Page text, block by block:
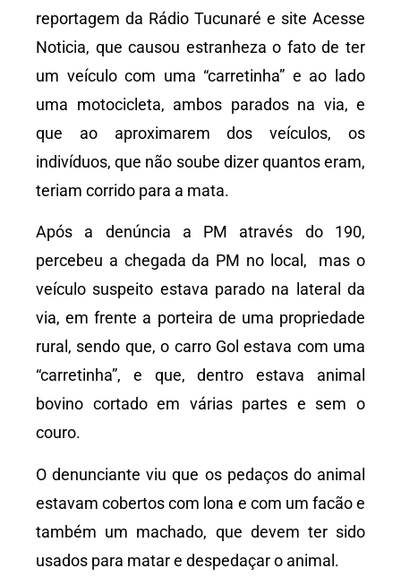
reportagem da Rádio Tucunaré e site Acesse
Noticia, que causou estranheza o fato de ter
um veículo com uma “carretinha” e ao lado
uma motocicleta, ambos parados na via, e
que ao aproximarem dos veículos, os
indivíduos, que não soube dizer quantos eram,
teriam corrido para a mata.
Após a denúncia a PM através do 190,
percebeu a chegada da PM no local, mas o
veículo suspeito estava parado na lateral da
via, em frente a porteira de uma propriedade
rural, sendo que, o carro Gol estava com uma
“carretinha”, e que, dentro estava animal
bovino cortado em várias partes e sem o
couro.
O denunciante viu que os pedaços do animal
estavam cobertos com lona e com um facão e
também um machado, que devem ter sido
usados para matar e despedaçar o animal.